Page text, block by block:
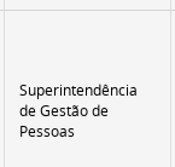
Superintendência
de Gestão de
Pessoas